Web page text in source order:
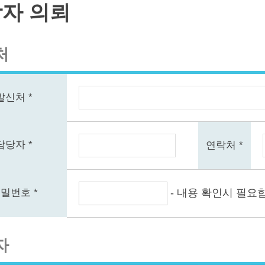
의뢰
신처 *
당자 * 연락처 *
번호 * - 내용 확인시 필요